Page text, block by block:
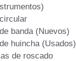
banda (Nuevos)
huincha (Usados)
de roscado